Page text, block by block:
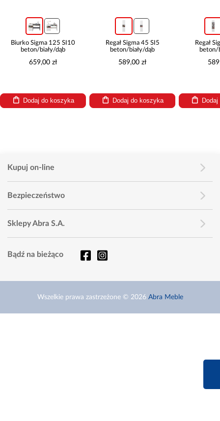
Biurko Sigma 125 SI10
beton/biały/dąb
659,00 zł
Dodaj do koszyka
Regał Sigma 45 SI5
beton/biały/dąb
589,00 zł
Dodaj do koszyka
Regał
beton/
Dodaj
Kupuj on-line
Bezpieczeństwo
Sklepy Abra S.A.
Bądź na bieżąco
Wszelkie prawa zastrzeżone © 2026 Abra Meble